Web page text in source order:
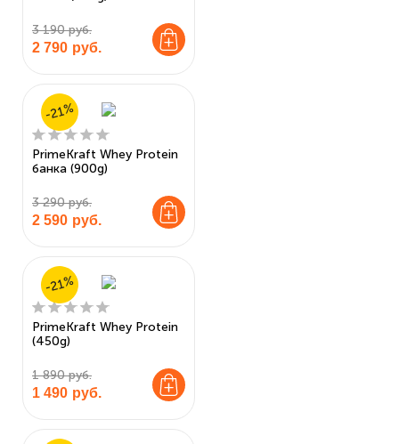
3 190 руб.
2 790 руб.
PrimeKraft Whey Protein
банка (900g)
3 290 руб.
2 590 руб.
-21%
PrimeKraft Whey Protein
(450g)
1 890 руб.
1 490 руб.
-21%